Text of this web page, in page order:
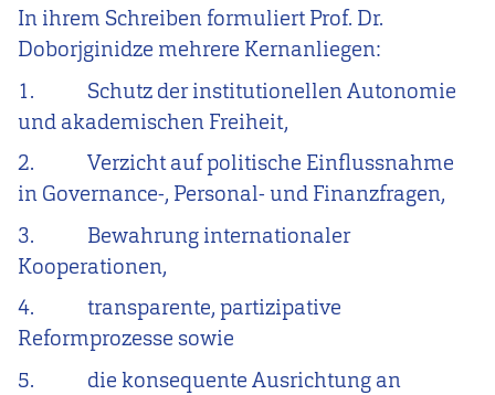
In ihrem Schreiben formuliert Prof. Dr.
Doborjginidze mehrere Kernanliegen:
1. Schutz der institutionellen Autonomie
und akademischen Freiheit,
2. Verzicht auf politische Einflussnahme
in Governance-, Personal- und Finanzfragen,
3. Bewahrung internationaler
Kooperationen,
4. transparente, partizipative
Reformprozesse sowie
5. die konsequente Ausrichtung an